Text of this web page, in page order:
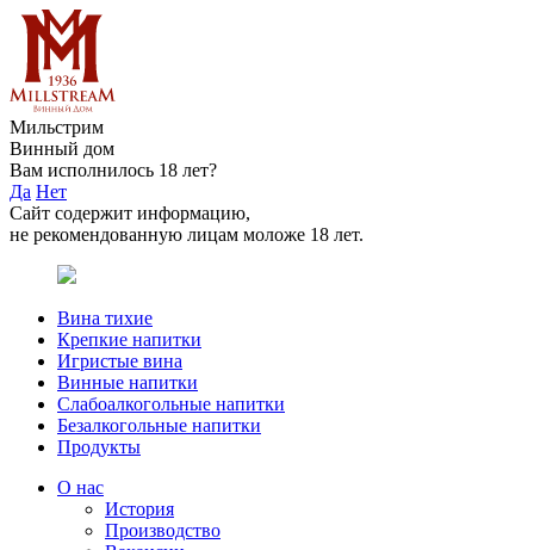
Мильстрим
Винный дом
Вам исполнилось 18 лет?
Да Нет
Сайт содержит информацию,
не рекомендованную лицам моложе 18 лет.
Вина тихие
Крепкие напитки
Игристые вина
Винные напитки
Слабоалкогольные напитки
Безалкогольные напитки
Продукты
О нас
История
Производство